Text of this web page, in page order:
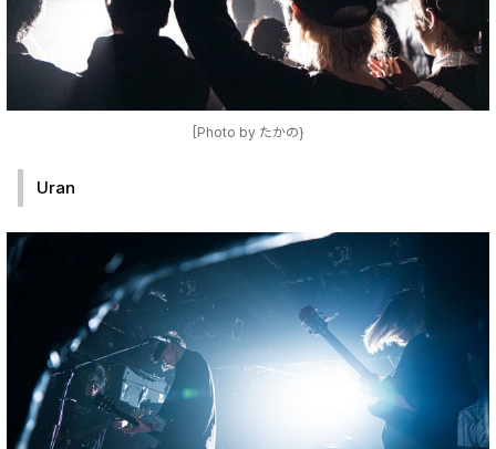
[Photo by たかの}
Uran